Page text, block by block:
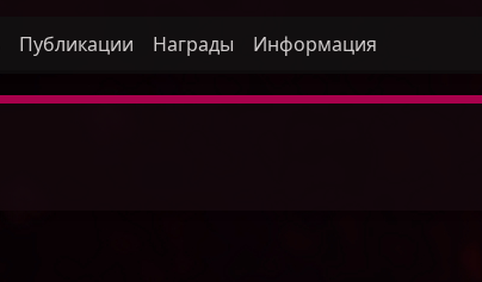
Публикации Награды Информация